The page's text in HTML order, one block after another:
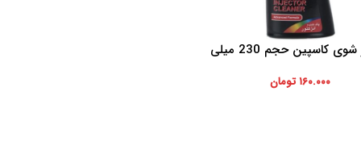
سبد خرید
انژکتور شوی کاسپین حجم 230 میلی
۱۶۰.۰۰۰تومان